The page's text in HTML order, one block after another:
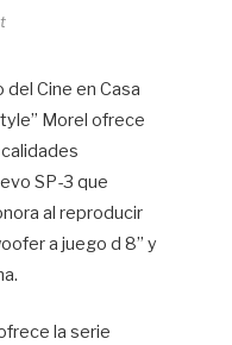
Cine en Casa
Morel ofrece
SP-3 que
al reproducir
a juego d 8” y
la serie